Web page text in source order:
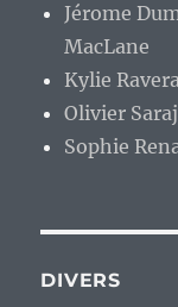
Jérome
MacLane
Kylie
Olivier
Sophie
DIVERS